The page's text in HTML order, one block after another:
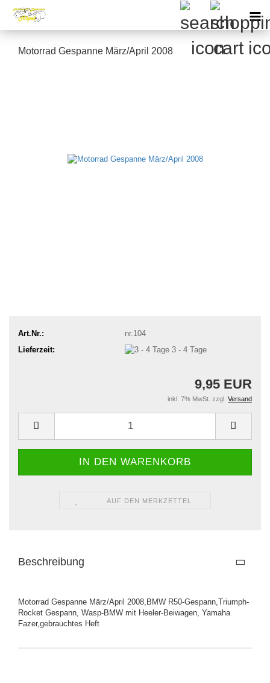
Motorrad Gespanne März/April 2008
Art.Nr.:
nr.104
Lieferzeit:
3 - 4 Tage
9,95 EUR
inkl. 7% MwSt. zzgl. Versand
AUF DEN MERKZETTEL
Beschreibung
Motorrad Gespanne März/April 2008,BMW R50-Gespann,Triumph-
Rocket Gespann, Wasp-BMW mit Heeler-Beiwagen, Yamaha
Fazer,gebrauchtes Heft